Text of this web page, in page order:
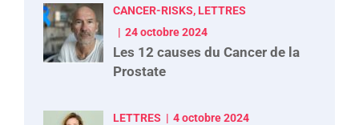
CANCER-RISKS, LETTRES
24 octobre 2024
Les 12 causes du Cancer de la
Prostate
LETTRES 4 octobre 2024